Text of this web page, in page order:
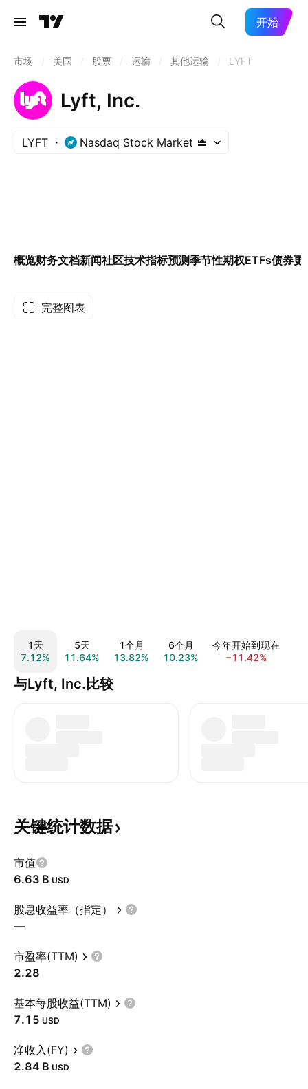
开始
市场 美国 股票 运输 其他运输 LYFT
Lyft, Inc.
LYFT Nasdaq Stock Market
概览财务文档新闻社区技术指标预测季节性期权ETFs债券更
完整图表
1天
7.12%
5天
11.64%
1个月
13.82%
6个月
10.23%
今年开始到现在
−11.42%
与Lyft, Inc.比较
关键统计数据
市值
‪6.63 B‬ USD
股息收益率（指定）
—
市盈率(TTM)
2.28
基本每股收益(TTM)
7.15 USD
净收入(FY)
‪2.84 B‬ USD